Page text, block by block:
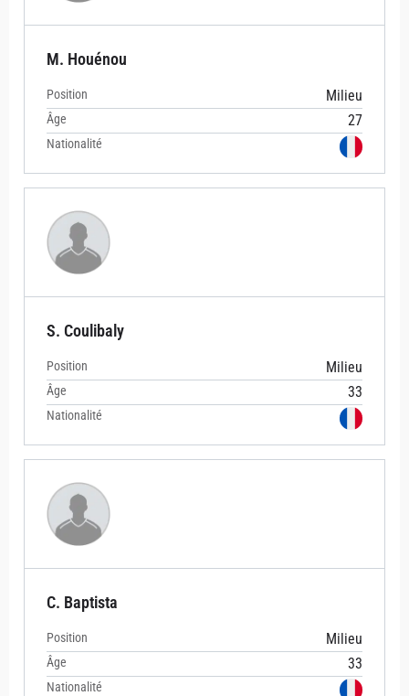
M. Houénou
Position Milieu
Âge 27
Nationalité
S. Coulibaly
Position Milieu
Âge 33
Nationalité
C. Baptista
Position Milieu
Âge 33
Nationalité